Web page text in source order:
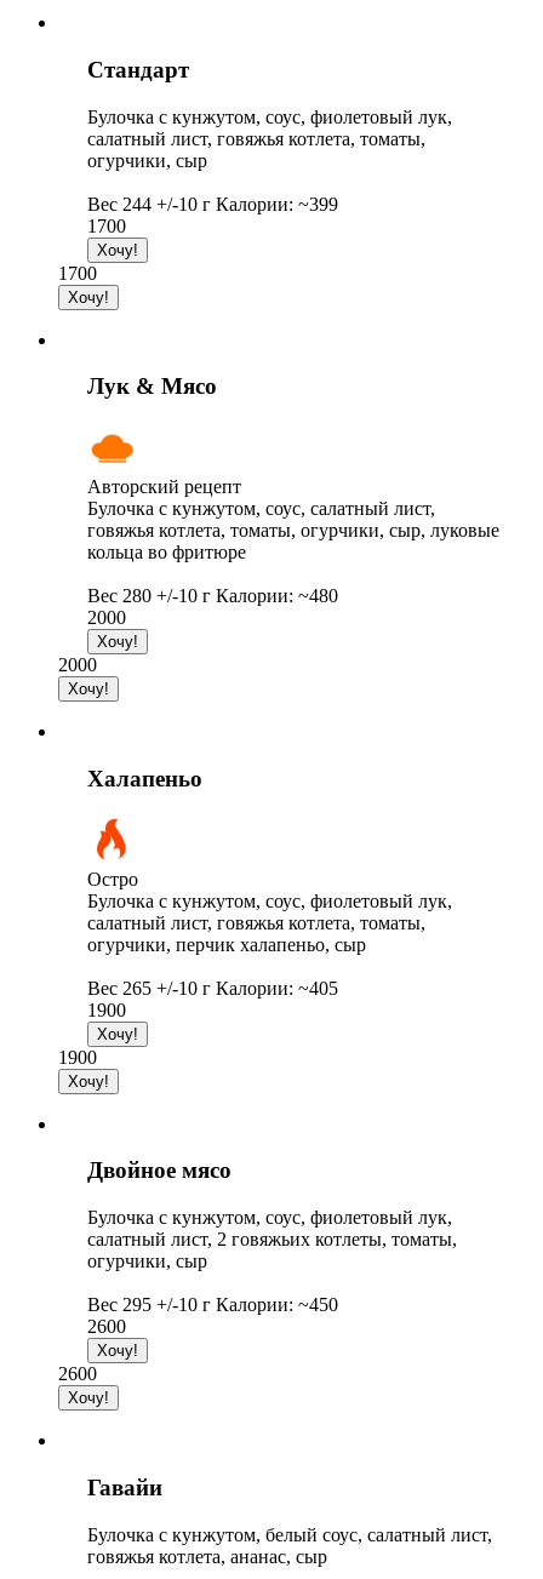
Стандарт
Булочка с кунжутом, соус, фиолетовый лук,
салатный лист, говяжья котлета, томаты,
огурчики, сыр
Вес 244 +/-10 г Калории: ~399
1700
1700
Лук & Мясо
Авторский рецепт
Булочка с кунжутом, соус, салатный лист,
говяжья котлета, томаты, огурчики, сыр, луковые
кольца во фритюре
Вес 280 +/-10 г Калории: ~480
2000
2000
Халапеньо
Остро
Булочка с кунжутом, соус, фиолетовый лук,
салатный лист, говяжья котлета, томаты,
огурчики, перчик халапеньо, сыр
Вес 265 +/-10 г Калории: ~405
1900
1900
Двойное мясо
Булочка с кунжутом, соус, фиолетовый лук,
салатный лист, 2 говяжьих котлеты, томаты,
огурчики, сыр
Вес 295 +/-10 г Калории: ~450
2600
2600
Гавайи
Булочка с кунжутом, белый соус, салатный лист,
говяжья котлета, ананас, сыр